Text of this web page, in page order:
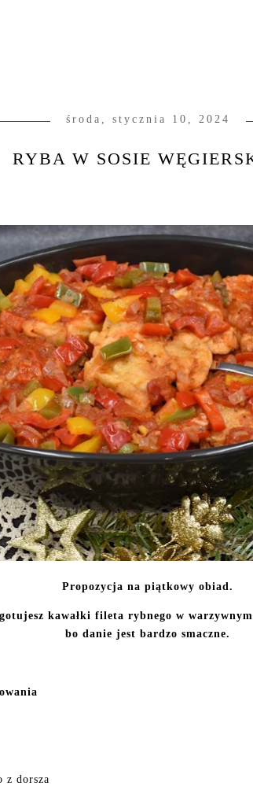
środa, stycznia 10, 2024
RYBA W SOSIE
Propozycja na piątkowy obiad.
kawałki fileta rybnego w
bo danie jest bardzo smaczne.
z dorsza